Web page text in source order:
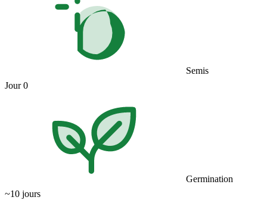
Semis
Jour 0
Germination
~10 jours